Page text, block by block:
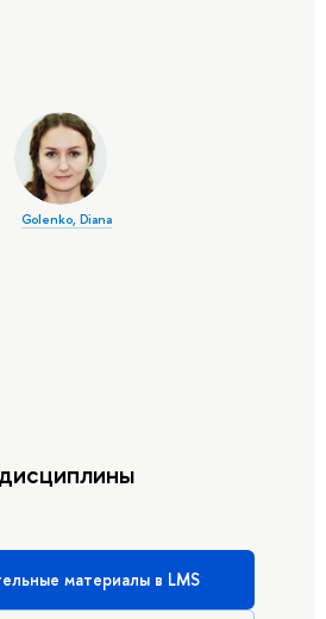
Golenko, Diana
материалы в LMS